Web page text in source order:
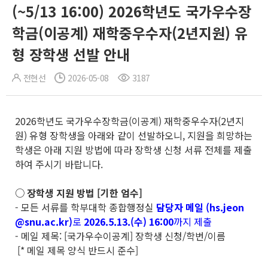
(~5/13 16:00) 2026학년도 국가우수장
학금(이공계) 재학중우수자(2년지원) 유
형 장학생 선발 안내
전현선 2026-05-08 3187
2026학년도 국가우수장학금(이공계) 재학중우수자(2년지
원) 유형 장학생을 아래와 같이 선발하오니, 지원을 희망하는
학생은 아래 지원 방법에 따라 장학생 신청 서류 전체를 제출
하여 주시기 바랍니다.
○ 장학생 지원 방법 [기한 엄수]
- 모든 서류를 학부대학 종합행정실 담당자 메일 (hs.jeon
@snu.ac.kr)로 2026.5.13.(수) 16:00까지 제출
- 메일 제목: [국가우수이공계] 장학생 신청/학번/이름
[* 메일 제목 양식 반드시 준수]